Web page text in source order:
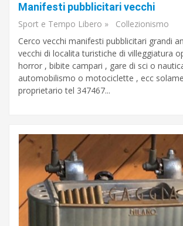
Manifesti pubblicitari vecchi
Sport e Tempo Libero » Collezionismo
Cerco vecchi manifesti pubblicitari grandi
vecchi di localita turistiche di villeggiatura
horror , bibite campari , gare di sci o
automobilismo o motociclette , ecc
proprietario tel 347467...